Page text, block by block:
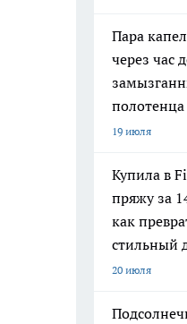
Пара
через час
19 июля
Купила в
пряжу за
как
стильный
20 июля